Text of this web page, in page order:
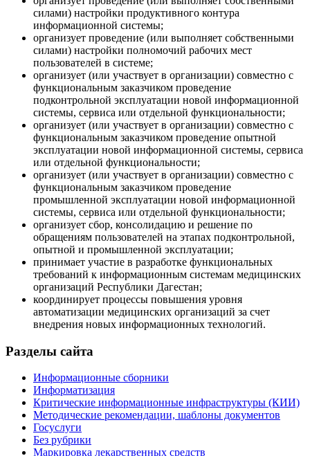
силами) настройки продуктивного контура
информационной системы;
организует проведение (или выполняет собственными
силами) настройки полномочий рабочих мест
пользователей в системе;
организует (или участвует в организации) совместно с
функциональным заказчиком проведение
подконтрольной эксплуатации новой информационной
системы, сервиса или отдельной функциональности;
организует (или участвует в организации) совместно с
функциональным заказчиком проведение опытной
эксплуатации новой информационной системы, сервиса
или отдельной функциональности;
организует (или участвует в организации) совместно с
функциональным заказчиком проведение
промышленной эксплуатации новой информационной
системы, сервиса или отдельной функциональности;
организует сбор, консолидацию и решение по
обращениям пользователей на этапах подконтрольной,
опытной и промышленной эксплуатации;
принимает участие в разработке функциональных
требований к информационным системам медицинских
организаций Республики Дагестан;
координирует процессы повышения уровня
автоматизации медицинских организаций за счет
внедрения новых информационных технологий.
Разделы сайта
Информационные сборники
Информатизация
Критические информационные инфраструктуры (КИИ)
Методические рекомендации, шаблоны документов
Госуслуги
Без рубрики
Маркировка лекарственных средств